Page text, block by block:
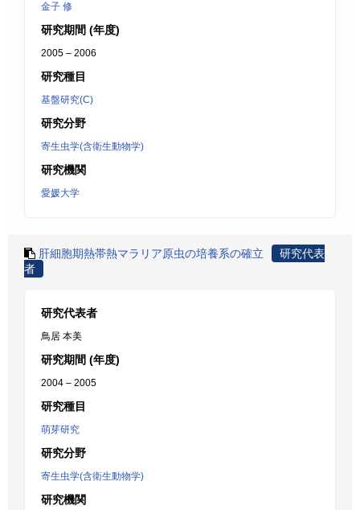
金子 修
研究期間 (年度)
2005 – 2006
研究種目
基盤研究(C)
研究分野
寄生虫学(含衛生動物学)
研究機関
愛媛大学
肝細胞期熱帯熱マラリア原虫の培養系の確立
研究代表
者
研究代表者
鳥居 本美
研究期間 (年度)
2004 – 2005
研究種目
萌芽研究
研究分野
寄生虫学(含衛生動物学)
研究機関